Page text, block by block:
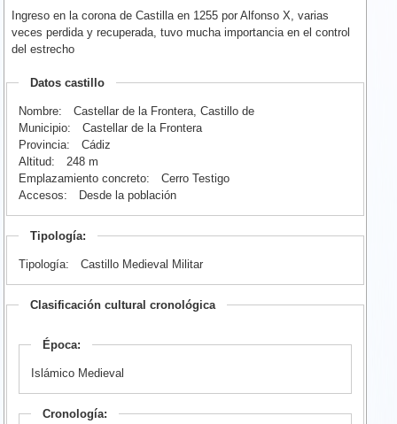
Ingreso en la corona de Castilla en 1255 por Alfonso X, varias
veces perdida y recuperada, tuvo mucha importancia en el control
del estrecho
Datos castillo
Nombre:
Castellar de la Frontera, Castillo de
Municipio:
Castellar de la Frontera
Provincia:
Cádiz
Altitud:
248 m
Emplazamiento concreto:
Cerro Testigo
Accesos:
Desde la población
Tipología:
Tipología: Castillo Medieval Militar
Clasificación cultural cronológica
Época:
Islámico Medieval
Cronología: